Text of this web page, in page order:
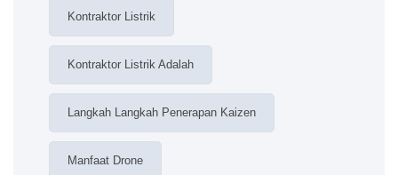
Kontraktor Listrik
Kontraktor Listrik Adalah
Langkah Langkah Penerapan Kaizen
Manfaat Drone